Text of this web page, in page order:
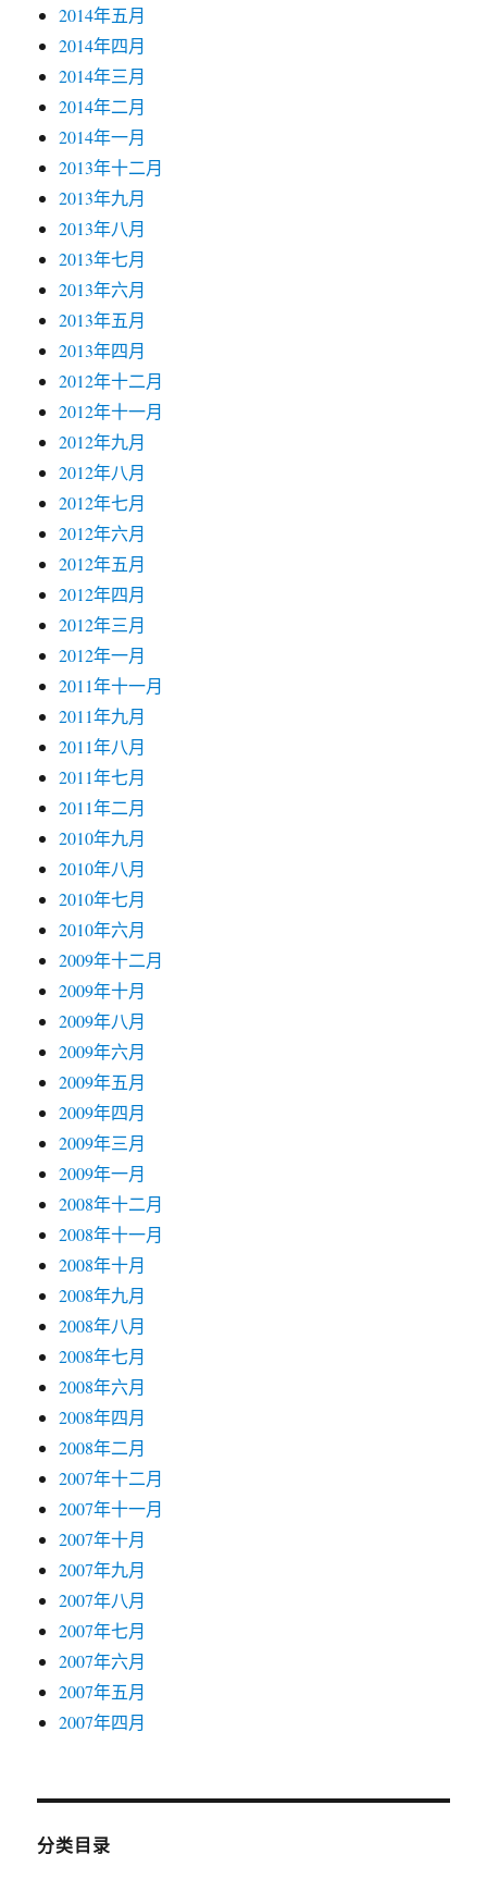
2014年五月
2014年四月
2014年三月
2014年二月
2014年一月
2013年十二月
2013年九月
2013年八月
2013年七月
2013年六月
2013年五月
2013年四月
2012年十二月
2012年十一月
2012年九月
2012年八月
2012年七月
2012年六月
2012年五月
2012年四月
2012年三月
2012年一月
2011年十一月
2011年九月
2011年八月
2011年七月
2011年二月
2010年九月
2010年八月
2010年七月
2010年六月
2009年十二月
2009年十月
2009年八月
2009年六月
2009年五月
2009年四月
2009年三月
2009年一月
2008年十二月
2008年十一月
2008年十月
2008年九月
2008年八月
2008年七月
2008年六月
2008年四月
2008年二月
2007年十二月
2007年十一月
2007年十月
2007年九月
2007年八月
2007年七月
2007年六月
2007年五月
2007年四月
分类目录